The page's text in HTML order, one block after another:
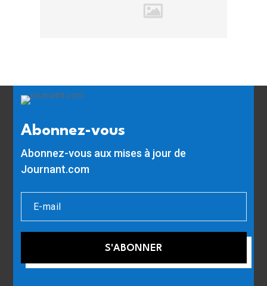
Abonnez-vous
Abonnez-vous aux mises à jour de
Journant.com
S'ABONNER